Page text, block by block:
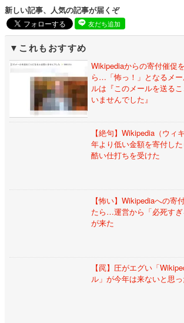
新しい記事、人気の記事が届くぞ
友だち追加
これもおすすめ
Wikipediaからの寄付催促
ら…「怖っ！」となるメ
ルは『このメールを送る
いませんでした』
【絶句】Wikipedia（ウィ
年より低い金額を寄付し
酷い仕打ちを受けた
【怖い】Wikipediaへの寄
たら…運営から「必死すぎ
が来た
【罠】圧がエグい「
ル」が今年は来ないと思